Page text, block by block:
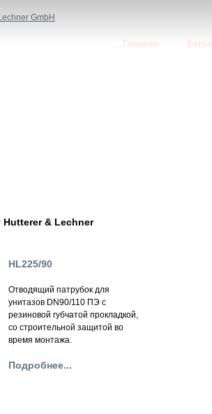
Главная
Hutterer & Lechner
HL225/90
Отводящий патрубок для
унитазов DN90/110 ПЭ с
резиновой губчатой прокладкой,
со строительной защитой во
время монтажа.
Подробнее...